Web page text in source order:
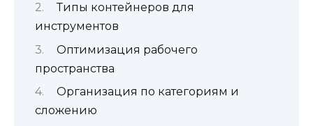
Типы контейнеров для
инструментов
Оптимизация рабочего
пространства
Организация по категориям и
сложению